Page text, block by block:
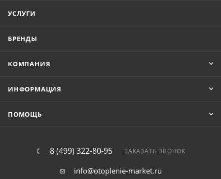
УСЛУГИ
БРЕНДЫ
КОМПАНИЯ
ИНФОРМАЦИЯ
ПОМОЩЬ
8 (499) 322-80-95 ЗАКАЗАТЬ ЗВОНОК
info@otoplenie-market.ru